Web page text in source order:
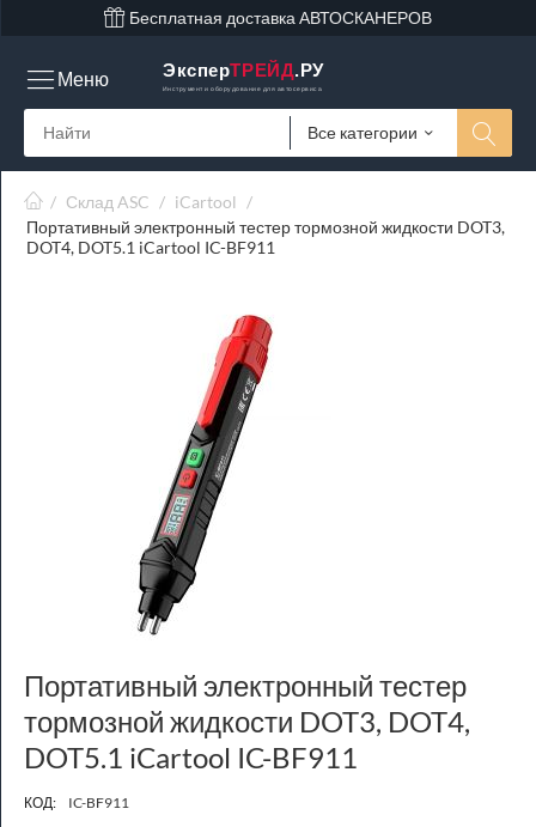
Бесплатная доставка АВТОСКАНЕРОВ
ЭксперТРЕЙД.РУ
Инструмент и оборудование для автосервиса
Все категории
Меню
/ Склад ASC / iCartool /
Портативный электронный тестер тормозной жидкости DOT3,
DOT4, DOT5.1 iCartool IC-BF911
Портативный электронный тестер
тормозной жидкости DOT3, DOT4,
DOT5.1 iCartool IC-BF911
КОД: IC-BF911